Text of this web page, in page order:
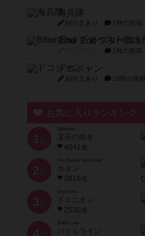
海兵隊
紹介文あり 1件の投稿
1件の投稿
ドコジャン
紹介文あり 10件の投稿
お気に入りランキング
1 位
宝石の煌き
4041名
2 位
Die Siedler von Catan
カタン
3616名
3 位
ドミニオン
2530名
4
Battle Line
バトルライン